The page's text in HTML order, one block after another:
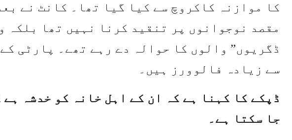
کا موازنہ کاکروچ سے کیا گیا تھا۔ کانٹ نے
مقصد نوجوانوں پر تنقید کرنا نہیں تھا بلکہ
سے زیادہ فالوورز ہیں۔
ڈپکے کا کہنا ہے کہ ان کے اہل خانہ کو خدشہ
جا سکتا ہے۔